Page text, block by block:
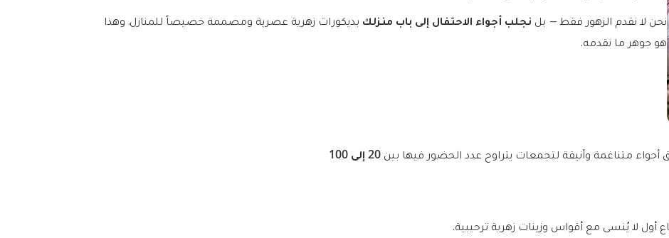
ورود منوعة
عطور
التمور
نحن لا نقدم الزهور فقط — بل نجلب أجواء الاحتفال إلى باب منزلك بديكورات زهرية عصرية ومصممة خصيصاً للمنازل. وهذا
هو جوهر ما نقدمه.
متناغمة وأنيقة لتجمعات يتراوح عدد الحضور فيها بين
20 إلى 100
أول لا يُنسى مع أقواس وزينات زهرية ترحيبية.